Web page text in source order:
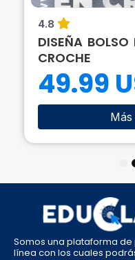
4.8
DISEÑA BOLSO
CROCHE
49.99
Somos una plataforma
línea con los cuales